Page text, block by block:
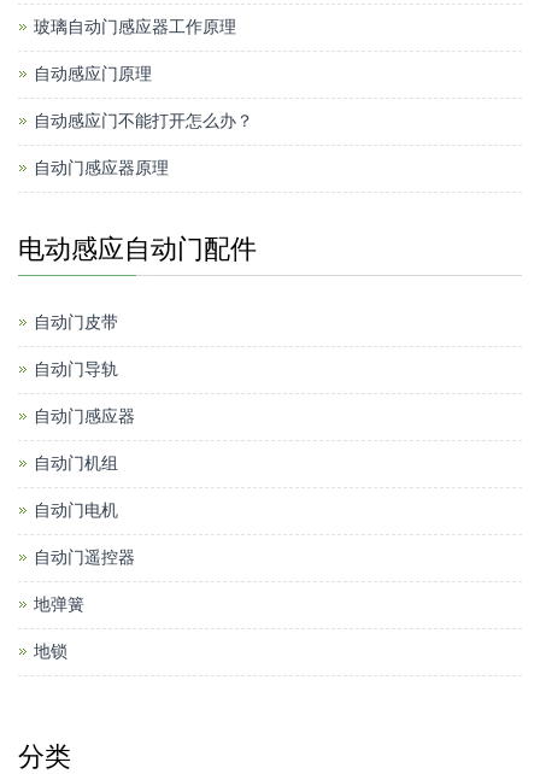
玻璃自动门感应器工作原理
自动感应门原理
自动感应门不能打开怎么办？
自动门感应器原理
电动感应自动门配件
自动门皮带
自动门导轨
自动门感应器
自动门机组
自动门电机
自动门遥控器
地弹簧
地锁
分类